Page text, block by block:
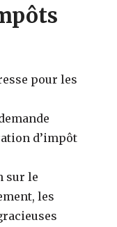
pour les
d’impôt
sur le
les